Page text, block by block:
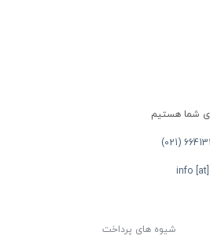
info
شیوه های پرداخت